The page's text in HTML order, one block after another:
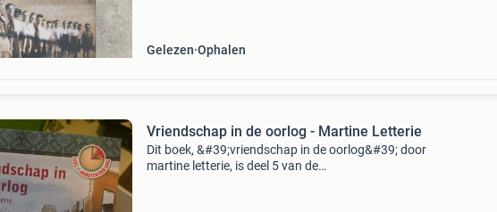
Gelezen Ophalen
Vriendschap in de oorlog - Martine Letterie
Dit boek, &#39;vriendschap in de oorlog&#39; door
martine letterie, is deel 5 van de